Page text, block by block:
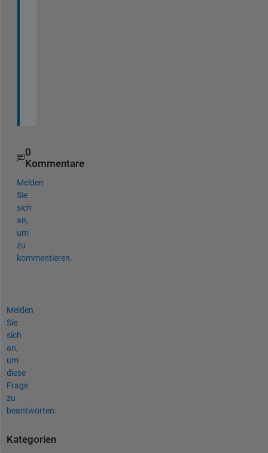
0
Kommentare
Melden
Sie
sich
an,
um
zu
kommentieren.
Melden
Sie
sich
an,
um
diese
Frage
zu
beantworten.
Kategorien